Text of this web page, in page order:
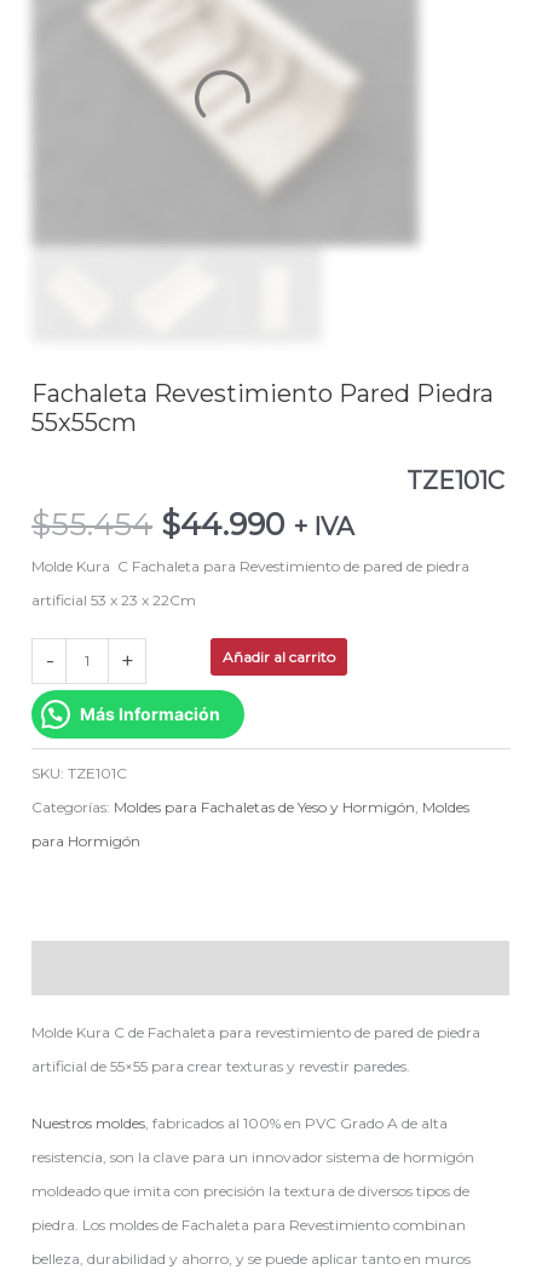
Fachaleta Revestimiento Pared Piedra
55x55cm
TZE101C
$55.454
$55.454.
$44.990
$44.990.
+ IVA
Molde Kura C Fachaleta para Revestimiento de pared de piedra
artificial 53 x 23 x 22Cm
-
Revestimiento
+ Añadir al carrito
Más Información
SKU:TZE101C
Categorías: Moldes para Fachaletas de Yeso y Hormigón Moldes
para Hormigón
Molde Kura C de Fachaleta para revestimiento de pared de piedra
artificial de 55×55 para crear texturas y revestir paredes.
Nuestros moldes , fabricados al 100% en PVC Grado A de alta
resistencia, son la clave para un innovador sistema de hormigón
moldeado que imita con precisión la textura de diversos tipos de
piedra. Los moldes de Fachaleta para Revestimiento combinan
belleza, durabilidad y ahorro, y se puede aplicar tanto en muros